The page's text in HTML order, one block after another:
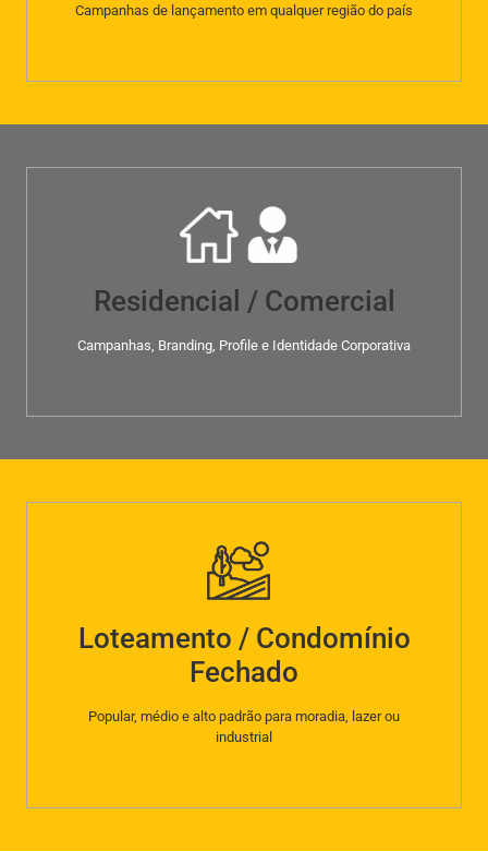
Campanhas de lançamento em qualquer região do país
Residencial / Comercial
Campanhas, Branding, Profile e Identidade Corporativa
Loteamento / Condomínio
Fechado
Popular, médio e alto padrão para moradia, lazer ou
industrial